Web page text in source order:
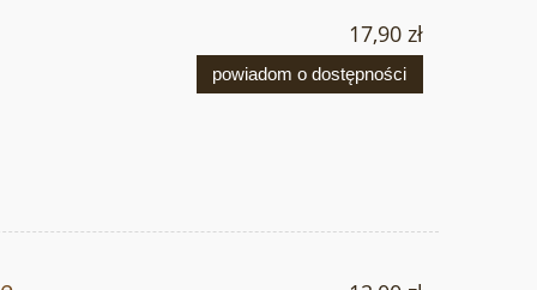
17,90 zł
powiadom o dostępności